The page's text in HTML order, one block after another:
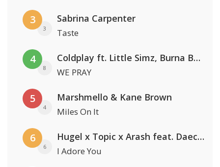
3
3
Sabrina Carpenter
Taste
4
8
Coldplay ft. Little Simz, Burna Boy, Elyanna & Tini
WE PRAY
5
4
Marshmello & Kane Brown
Miles On It
6
6
Hugel x Topic x Arash feat. Daecolm
I Adore You